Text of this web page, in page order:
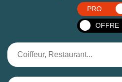
PRO
OFFRE